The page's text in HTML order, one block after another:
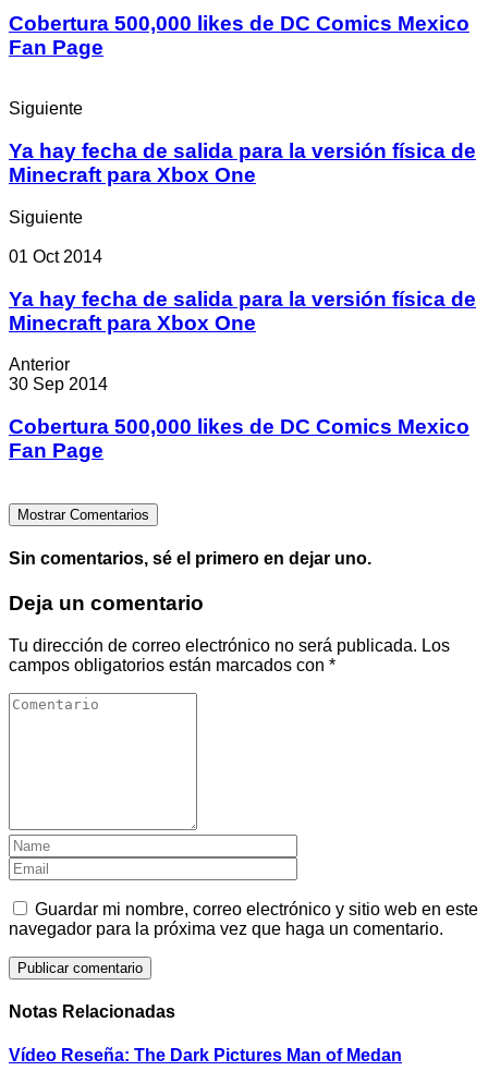
Cobertura 500,000 likes de DC Comics Mexico
Fan Page
Siguiente
Ya hay fecha de salida para la versión física de
Minecraft para Xbox One
Siguiente
01 Oct 2014
Ya hay fecha de salida para la versión física de
Minecraft para Xbox One
Anterior
30 Sep 2014
Cobertura 500,000 likes de DC Comics Mexico
Fan Page
Mostrar Comentarios
Sin comentarios, sé el primero en dejar uno.
Deja un comentario
Tu dirección de correo electrónico no será publicada. Los
campos obligatorios están marcados con *
Guardar mi nombre, correo electrónico y sitio web en este
navegador para la próxima vez que haga un comentario.
Notas Relacionadas
Vídeo Reseña: The Dark Pictures Man of Medan